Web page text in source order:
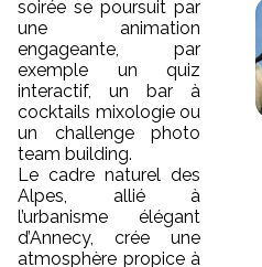
soirée se poursuit par
une animation
engageante, par
exemple un quiz
interactif, un bar à
cocktails mixologie ou
un challenge photo
team building.
Le cadre naturel des
Alpes, allié à
l’urbanisme élégant
d’Annecy, crée une
atmosphère propice à